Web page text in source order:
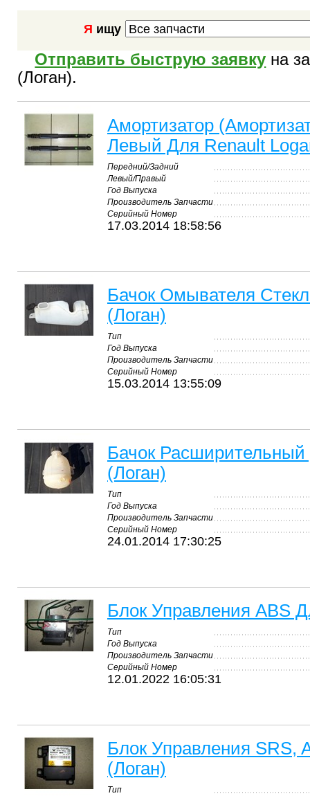
Я ищу
Отправить быструю заявку на
(Логан).
Амортизатор
Левый Для Renault
Передний/Задний
Левый/Правый
Год Выпуска
Производитель Запчасти
Серийный Номер
17.03.2014 18:58:56
Бачок Омывателя
(Логан)
Тип
Год Выпуска
Производитель Запчасти
Серийный Номер
15.03.2014 13:55:09
Бачок
(Логан)
Тип
Год Выпуска
Производитель Запчасти
Серийный Номер
24.01.2014 17:30:25
Блок Управления ABS
Тип
Год Выпуска
Производитель Запчасти
Серийный Номер
12.01.2022 16:05:31
Блок Управления SRS,
(Логан)
Тип